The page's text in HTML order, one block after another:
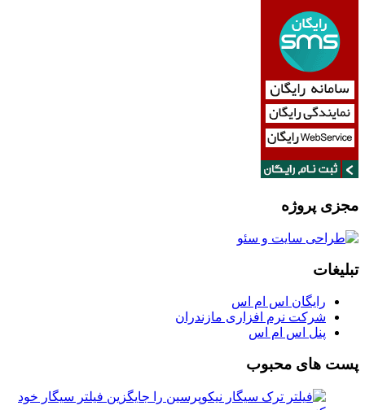
مجزی پروژه
تبلیغات
رایگان اس ام اس
شرکت نرم افزاری مازندران
پنل اس ام اس
پست های محبوب